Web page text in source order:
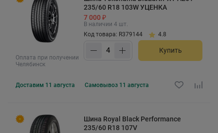
Оплата при получении
Челябинск
235/60 R18 103W УЦЕНКА
7 000 ₽
В наличии 4 шт.
Код товара: R379144
4.8
Купить
Доставим 11 августа Самовывоз 11 августа
Шина Royal Black Performance
235/60 R18 107V